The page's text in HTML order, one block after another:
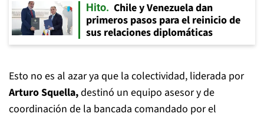
Hito
Chile y Venezuela dan
primeros pasos para el reinicio de
sus relaciones diplomáticas
Esto no es al azar ya que la colectividad, liderada por
Arturo Squella,destinó un equipo asesor y de
coordinación de la bancada comandado por el